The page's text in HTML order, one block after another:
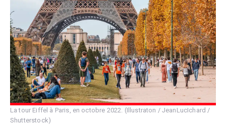
La tour Eiffel à Paris, en octobre 2022. (Illustraton / JeanLucIchard /
Shutterstock)